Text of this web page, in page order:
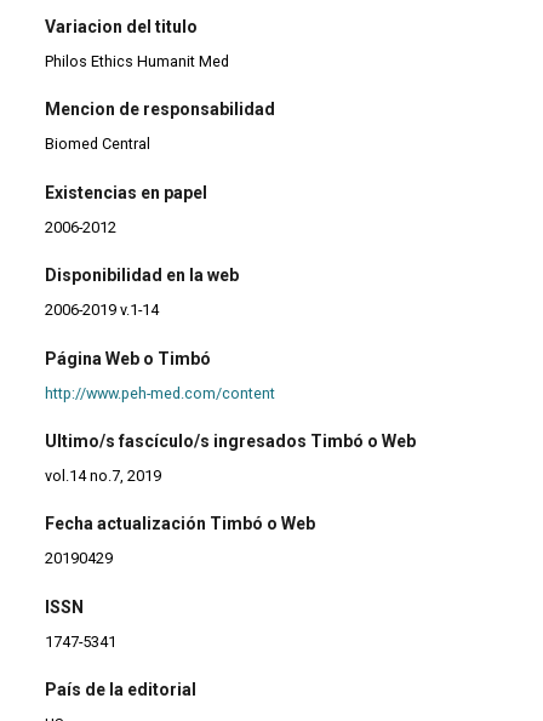
Variacion del titulo
Philos Ethics Humanit Med
Mencion de responsabilidad
Biomed Central
Existencias en papel
2006-2012
Disponibilidad en la web
2006-2019 v.1-14
Página Web o Timbó
http://www.peh-med.com/content
Ultimo/s fascículo/s ingresados Timbó o Web
vol.14 no.7, 2019
Fecha actualización Timbó o Web
20190429
ISSN
1747-5341
País de la editorial